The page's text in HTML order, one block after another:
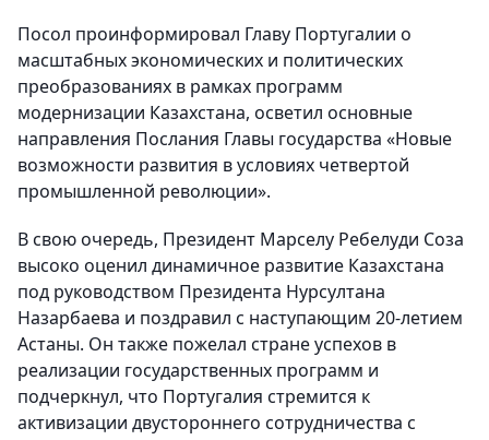
Посол проинформировал Главу Португалии о
масштабных экономических и политических
преобразованиях в рамках программ
модернизации Казахстана, осветил основные
направления Послания Главы государства «Новые
возможности развития в условиях четвертой
промышленной революции».
В свою очередь, Президент Марселу Ребелуди Соза
высоко оценил динамичное развитие Казахстана
под руководством Президента Нурсултана
Назарбаева и поздравил с наступающим 20-летием
Астаны. Он также пожелал стране успехов в
реализации государственных программ и
подчеркнул, что Португалия стремится к
активизации двустороннего сотрудничества с